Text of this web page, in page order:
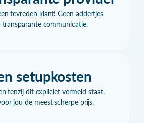
tevreden klant! Geen addertjes
transparante communicatie.
setupkosten
tenzij dit expliciet vermeld staat.
jou de meest scherpe prijs.